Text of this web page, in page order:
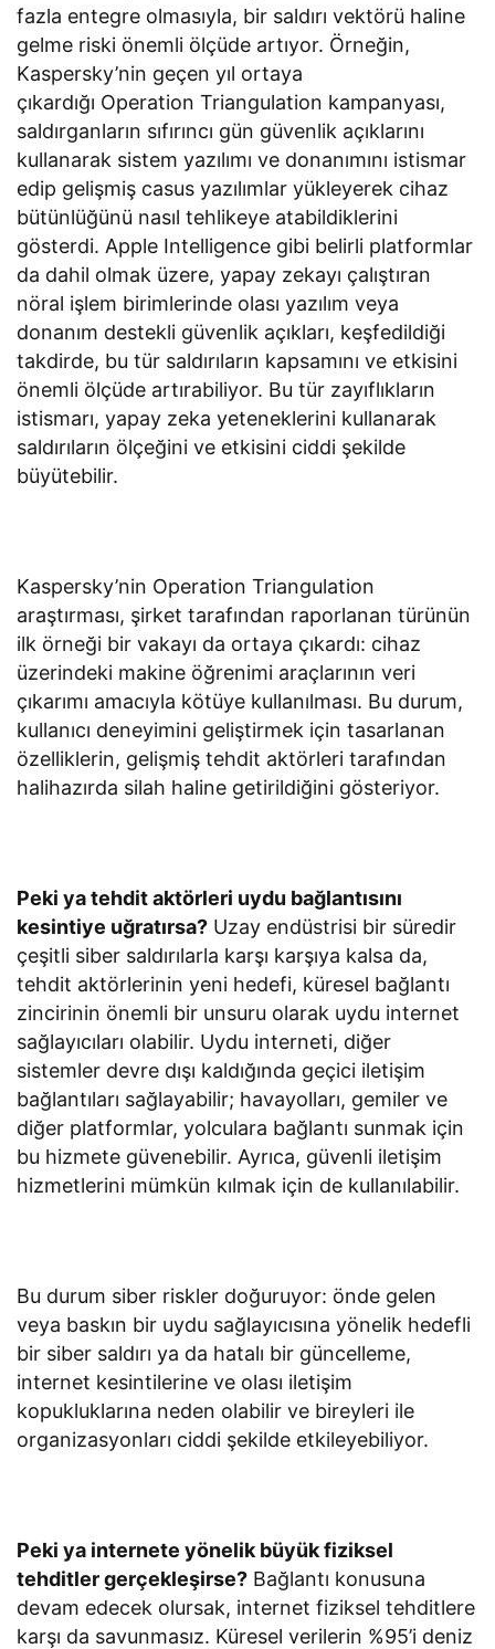
fazla entegre olmasıyla, bir saldırı vektörü haline
gelme riski önemli ölçüde artıyor. Örneğin,
Kaspersky’nin geçen yıl ortaya
çıkardığı Operation Triangulation kampanyası,
saldırganların sıfırıncı gün güvenlik açıklarını
kullanarak sistem yazılımı ve donanımını istismar
edip gelişmiş casus yazılımlar yükleyerek cihaz
bütünlüğünü nasıl tehlikeye atabildiklerini
gösterdi. Apple Intelligence gibi belirli platformlar
da dahil olmak üzere, yapay zekayı çalıştıran
nöral işlem birimlerinde olası yazılım veya
donanım destekli güvenlik açıkları, keşfedildiği
takdirde, bu tür saldırıların kapsamını ve etkisini
önemli ölçüde artırabiliyor. Bu tür zayıflıkların
istismarı, yapay zeka yeteneklerini kullanarak
saldırıların ölçeğini ve etkisini ciddi şekilde
büyütebilir.
Kaspersky’nin Operation Triangulation
araştırması, şirket tarafından raporlanan türünün
ilk örneği bir vakayı da ortaya çıkardı: cihaz
üzerindeki makine öğrenimi araçlarının veri
çıkarımı amacıyla kötüye kullanılması. Bu durum,
kullanıcı deneyimini geliştirmek için tasarlanan
özelliklerin, gelişmiş tehdit aktörleri tarafından
halihazırda silah haline getirildiğini gösteriyor.
Peki ya tehdit aktörleri uydu bağlantısını
kesintiye uğratırsa? Uzay endüstrisi bir süredir
çeşitli siber saldırılarla karşı karşıya kalsa da,
tehdit aktörlerinin yeni hedefi, küresel bağlantı
zincirinin önemli bir unsuru olarak uydu internet
sağlayıcıları olabilir. Uydu interneti, diğer
sistemler devre dışı kaldığında geçici iletişim
bağlantıları sağlayabilir; havayolları, gemiler ve
diğer platformlar, yolculara bağlantı sunmak için
bu hizmete güvenebilir. Ayrıca, güvenli iletişim
hizmetlerini mümkün kılmak için de kullanılabilir.
Bu durum siber riskler doğuruyor: önde gelen
veya baskın bir uydu sağlayıcısına yönelik hedefli
bir siber saldırı ya da hatalı bir güncelleme,
internet kesintilerine ve olası iletişim
kopukluklarına neden olabilir ve bireyleri ile
organizasyonları ciddi şekilde etkileyebiliyor.
Peki ya internete yönelik büyük fiziksel
tehditler gerçekleşirse? Bağlantı konusuna
devam edecek olursak, internet fiziksel tehditlere
karşı da savunmasız. Küresel verilerin %95’i deniz